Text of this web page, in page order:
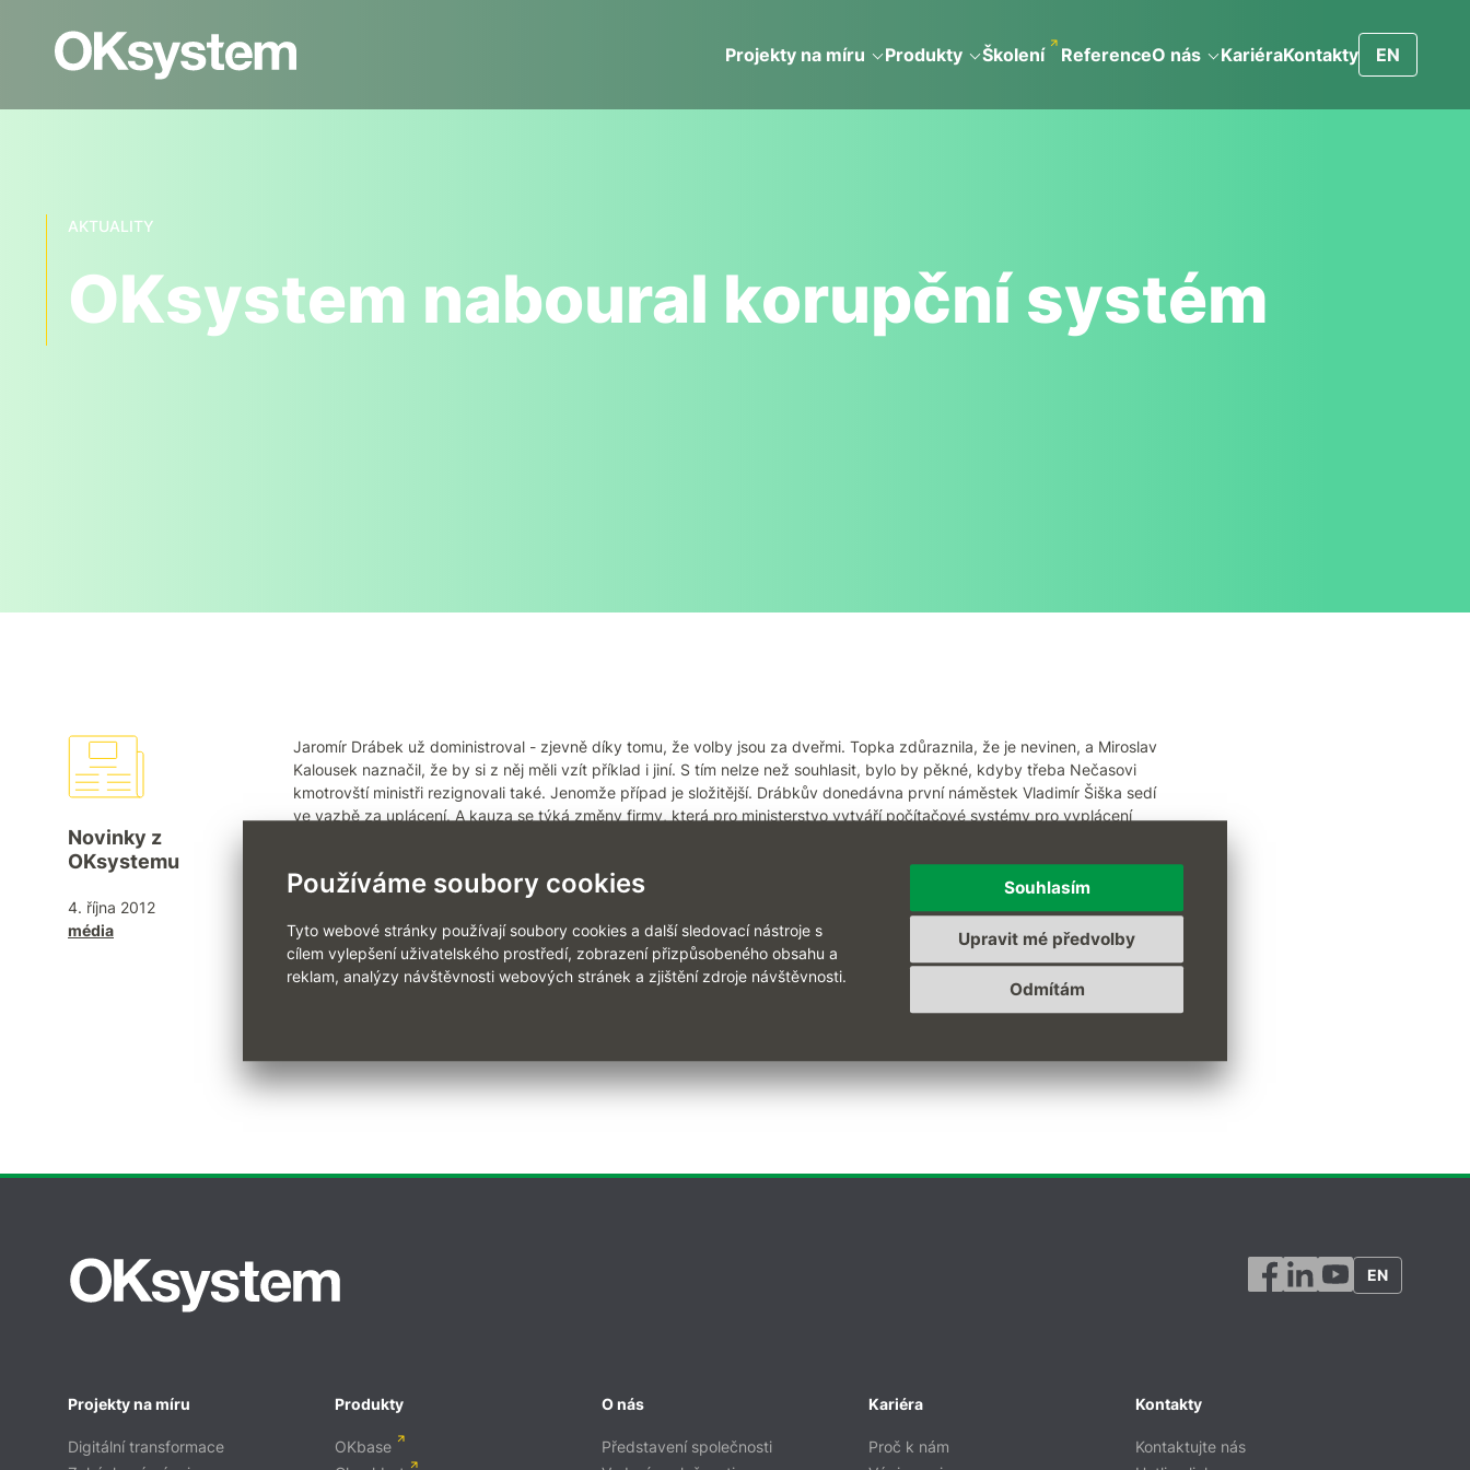
Používáme soubory cookies
Tyto webové stránky používají soubory cookies a další sledovací nástroje s
cílem vylepšení uživatelského prostředí, zobrazení přizpůsobeného obsahu a
reklam, analýzy návštěvnosti webových stránek a zjištění zdroje návštěvnosti.
Souhlasím
Odmítám
Upravit mé předvolby
Projekty na míru Produkty Školení ReferenceO nás KariéraKontakty EN
AKTUALITY
OKsystem naboural korupční systém
Novinky z
OKsystemu
4. října 2012
média
Jaromír Drábek už doministroval - zjevně díky tomu, že volby jsou za dveřmi. Topka zdůraznila, že je nevinen, a Miroslav
Kalousek naznačil, že by si z něj měli vzít příklad i jiní. S tím nelze než souhlasit, bylo by pěkné, kdyby třeba Nečasovi
kmotrovští ministři rezignovali také. Jenomže případ je složitější. Drábkův donedávna první náměstek Vladimír Šiška sedí
ve vazbě za uplácení. A kauza se týká změny firmy, která pro ministerstvo vytváří počítačové systémy pro vyplácení
vyšlo v:www.tyden.cz, 4. října 2012
EN
Projekty na míru
Digitální transformace
Produkty
OKbase
O nás
Představení společnosti
Kariéra
Proč k nám
Kontakty
Kontaktujte nás